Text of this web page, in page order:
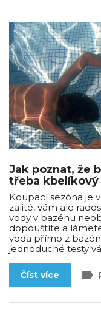
Jak poznat, že
třeba
Koupací sezóna je
zalité, vám ale
vody v bazénu
dopouštíte a
voda přímo z
jednoduché testy
Číst více label